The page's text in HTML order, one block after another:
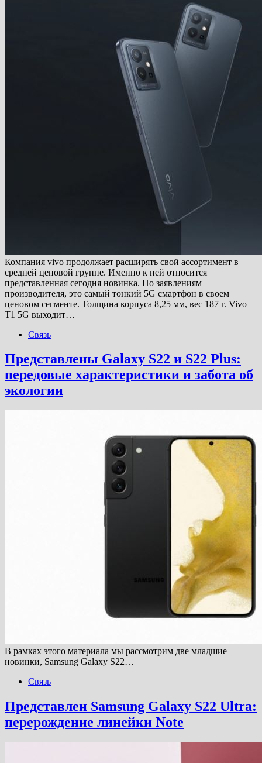
Компания vivo продолжает расширять свой ассортимент в
средней ценовой группе. Именно к ней относится
представленная сегодня новинка. По заявлениям
производителя, это самый тонкий 5G смартфон в своем
ценовом сегменте. Толщина корпуса 8,25 мм, вес 187 г. Vivo
T1 5G выходит…
Связь
Представлены Galaxy S22 и S22 Plus:
передовые характеристики и забота об
экологии
В рамках этого материала мы рассмотрим две младшие
новинки, Samsung Galaxy S22…
Связь
Представлен Samsung Galaxy S22 Ultra:
перерождение линейки Note